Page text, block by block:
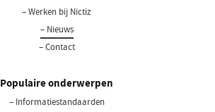
– Werken bij Nictiz
– Nieuws
– Contact
Populaire onderwerpen
– Informatiestandaarden